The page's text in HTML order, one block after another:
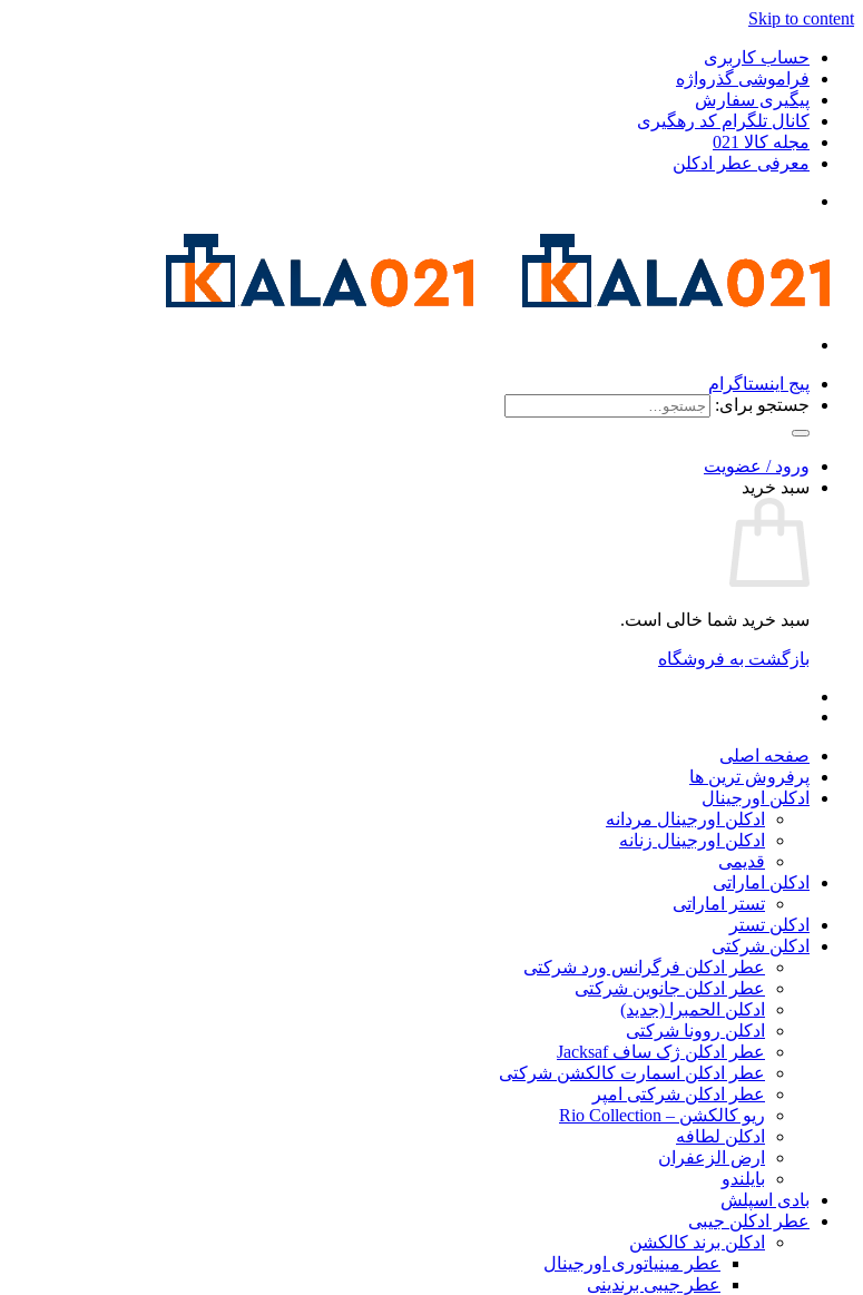
Skip to content
حساب کاربری
فراموشی گذرواژه
پیگیری سفارش
کانال تلگرام کد رهگیری
مجله کالا 021
معرفی عطر ادکلن
پیج اینستاگرام
جستجو برای:
ورود / عضویت
سبد خرید
سبد خرید شما خالی است.
بازگشت به فروشگاه
صفحه اصلی
پرفروش ترین ها
ادکلن اورجینال
ادکلن اورجینال مردانه
ادکلن اورجینال زنانه
قدیمی
ادکلن اماراتی
تستر اماراتی
ادکلن تستر
ادکلن شرکتی
عطر ادکلن فرگرانس ورد شرکتی
عطر ادکلن جانوین شرکتی
ادکلن الحمبرا (جدید)
ادکلن روونا شرکتی
عطر ادکلن ژک‌ ساف Jacksaf
عطر ادکلن اسمارت کالکشن شرکتی
عطر ادکلن شرکتی امپر
ریو کالکشن – Rio Collection
ادکلن لطافه
ارض الزعفران
بایلندو
بادی اسپلش
عطر ادکلن جیبی
ادکلن برند کالکشن
عطر مینیاتوری اورجینال
عطر جیبی برندینی